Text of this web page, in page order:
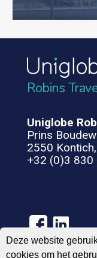
Deze website
cookies om het
Robins
Uniglobe
Prins
2550 Kontich,
+32 (0)3 830